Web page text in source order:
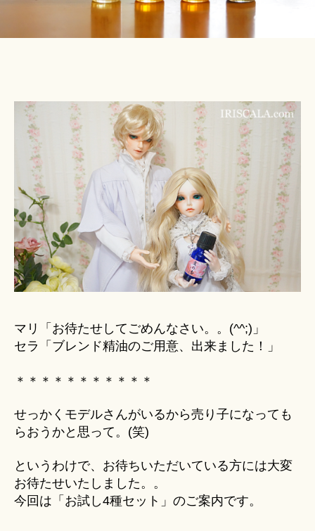
セ
ッ
ト
ま
す
│
お
知
ら
せ
へ
の
マリ「お待たせしてごめんなさい。。(^^;)」
セラ「ブレンド精油のご用意、出来ました！」
＊＊＊＊＊＊＊＊＊＊＊
せっかくモデルさんがいるから売り子になっても
らおうかと思って。(笑)
というわけで、お待ちいただいている方には大変
お待たせいたしました。。
今回は「お試し4種セット」のご案内です。